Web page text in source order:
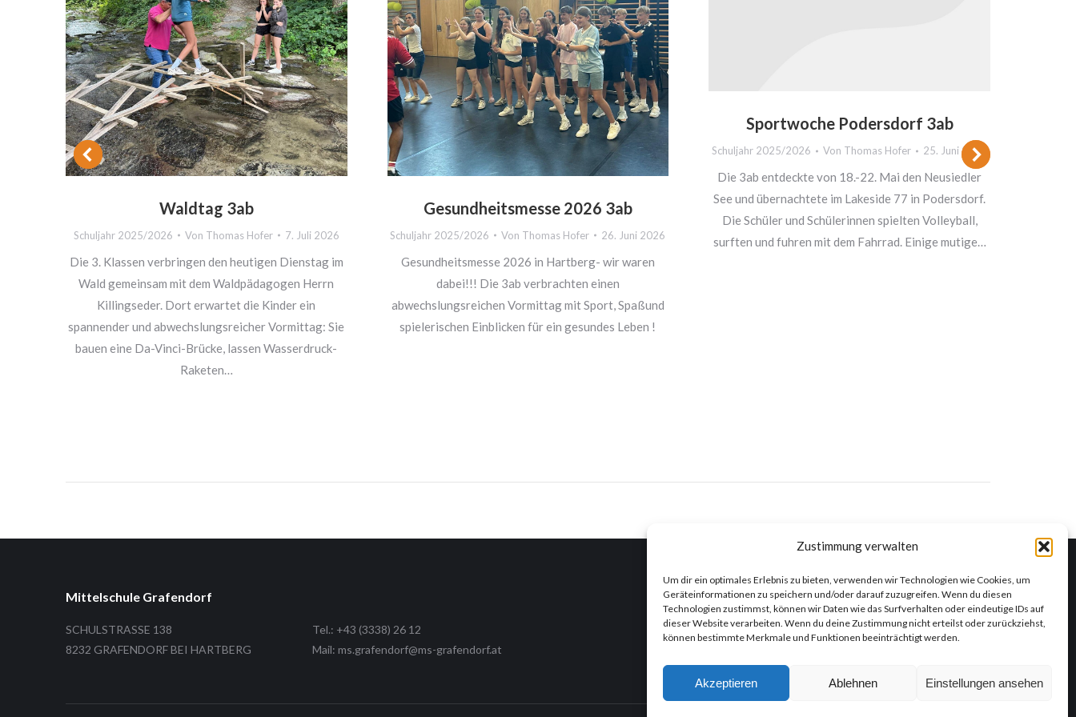
Zustimmung verwalten
Um dir ein optimales Erlebnis zu bieten, verwenden wir Technologien wie Cookies, um
Geräteinformationen zu speichern und/oder darauf zuzugreifen. Wenn du diesen
Technologien zustimmst, können wir Daten wie das Surfverhalten oder eindeutige IDs auf
dieser Website verarbeiten. Wenn du deine Zustimmung nicht erteilst oder zurückziehst,
können bestimmte Merkmale und Funktionen beeinträchtigt werden.
Akzeptieren Ablehnen Einstellungen ansehen
Waldtag 3ab
Schuljahr 2025/2026 Von Thomas Hofer 7. Juli 2026
Die 3. Klassen verbringen den heutigen Dienstag im
Wald gemeinsam mit dem Waldpädagogen Herrn
Killingseder. Dort erwartet die Kinder ein
spannender und abwechslungsreicher Vormittag: Sie
bauen eine Da-Vinci-Brücke, lassen Wasserdruck-
Raketen…
Gesundheitsmesse 2026 3ab
Schuljahr 2025/2026 Von Thomas Hofer 26. Juni 2026
Gesundheitsmesse 2026 in Hartberg- wir waren
dabei!!! Die 3ab verbrachten einen
abwechslungsreichen Vormittag mit Sport, Spaßund
spielerischen Einblicken für ein gesundes Leben !
Sportwoche Podersdorf 3ab
Schuljahr 2025/2026 Von Thomas Hofer 25. Juni 2026
Die 3ab entdeckte von 18.-22. Mai den Neusiedler
See und übernachtete im Lakeside 77 in Podersdorf.
Die Schüler und Schülerinnen spielten Volleyball,
surften und fuhren mit dem Fahrrad. Einige mutige…
Mittelschule Grafendorf
SCHULSTRASSE 138
8232 GRAFENDORF BEI HARTBERG
Tel.: +43 (3338) 26 12
Mail: ms.grafendorf@ms-grafendorf.at
Informationen
Impressum